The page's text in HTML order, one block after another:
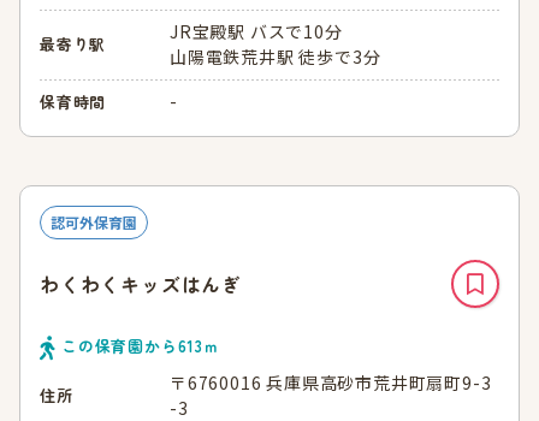
最寄り駅
JR宝殿駅 バスで10分
山陽電鉄荒井駅 徒歩で3分
保育時間 -
認可外保育園
わくわくキッズはんぎ
この保育園から613ｍ
住所
〒6760016 兵庫県高砂市荒井町扇町9-3
-3